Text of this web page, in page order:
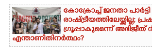
കോക്രോച്ച് ജനതാ പാർട്ടി
രാഷ്ട്രീയത്തിലേയ്ക്കില്ല;
ഗ്രൂപ്പാകുമെന്ന് അഭിജീത്
എന്താണിതിനർത്ഥം?